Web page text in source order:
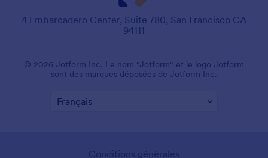
4 Embarcadero Center, Suite 780, San Francisco CA
94111
© 2026 Jotform Inc. Le nom "Jotform" et le logo Jotform
sont des marques déposées de Jotform Inc.
Conditions générales